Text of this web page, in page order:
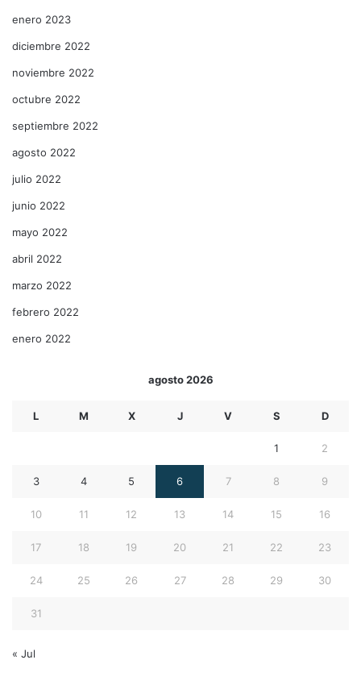
enero 2023
diciembre 2022
noviembre 2022
octubre 2022
septiembre 2022
agosto 2022
julio 2022
junio 2022
mayo 2022
abril 2022
marzo 2022
febrero 2022
enero 2022
agosto 2026
L M X J V S D
1 2
3 4 5 6 7 8 9
10 11 12 13 14 15 16
17 18 19 20 21 22 23
24 25 26 27 28 29 30
31
« Jul